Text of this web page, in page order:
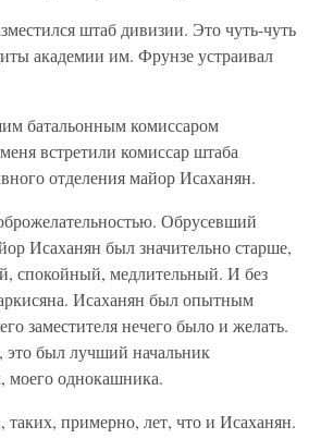
штаб дивизии. Это чуть-чуть
академии им. Фрунзе устраивал
батальонным комиссаром
встретили комиссар штаба
отделения майор Исаханян.
Обрусевший
Исаханян был значительно старше,
спокойный, медлительный. И без
Исаханян был опытным
заместителя нечего было и желать.
был лучший начальник
моего однокашника.
таких, примерно, лет, что и Исаханян.